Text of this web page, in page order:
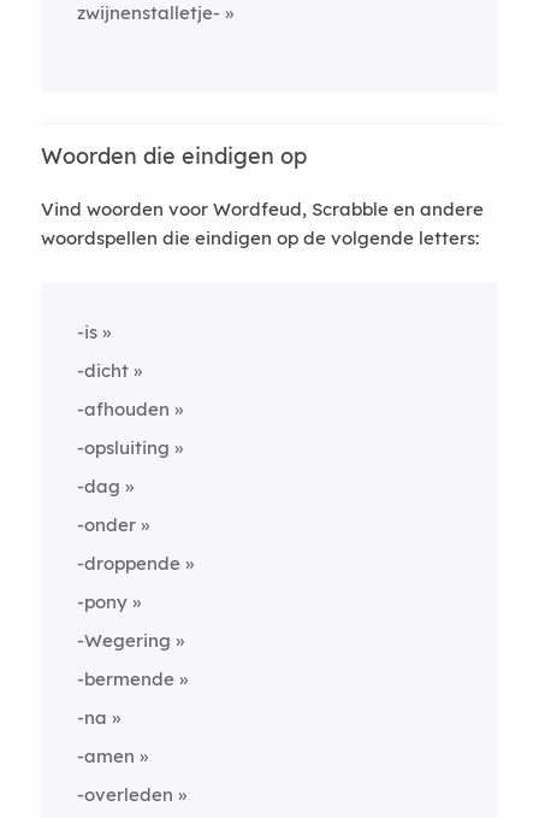
zwijnenstalletje-
Woorden die eindigen op
Vind woorden voor Wordfeud, Scrabble en andere
woordspellen die eindigen op de volgende letters:
-is
-dicht
-afhouden
-opsluiting
-dag
-onder
-droppende
-pony
-Wegering
-bermende
-na
-amen
-overleden